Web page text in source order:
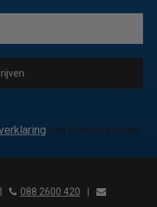
van Horeca koelen
088 2600 420